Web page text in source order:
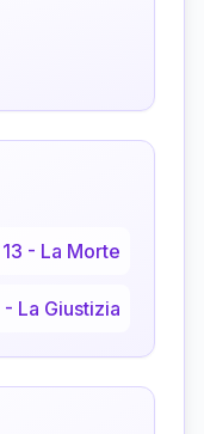
13 - La Morte
- La Giustizia